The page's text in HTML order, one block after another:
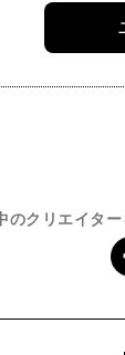
のクリエイタ